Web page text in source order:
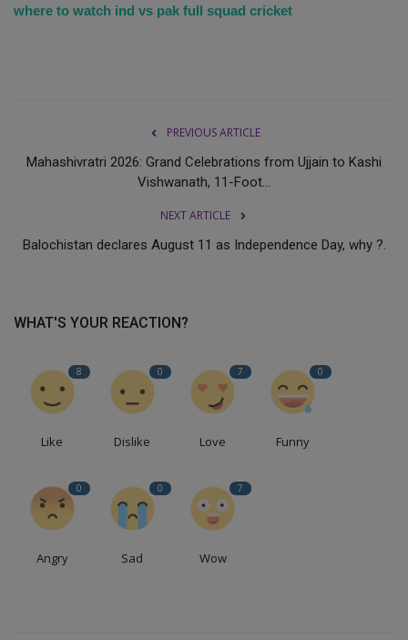
where to watch ind vs pak full squad cricket
PREVIOUS ARTICLE
Mahashivratri 2026: Grand Celebrations from Ujjain to Kashi
Vishwanath, 11-Foot...
NEXT ARTICLE
Balochistan declares August 11 as Independence Day, why ?.
WHAT'S YOUR REACTION?
8
Like
0
Dislike
7
Love
0
Funny
0
Angry
0
Sad
7
Wow